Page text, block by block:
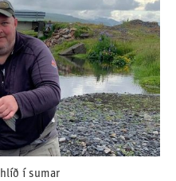
í sumar